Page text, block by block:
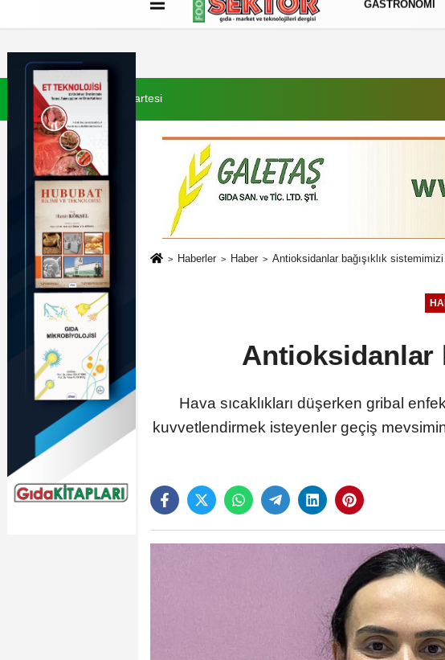
İletişim Çerez Politikası
GASTRONOMI
8 Ağustos 2026, Cumartesi
Haberler Haber Antioksidanlar bağışıklık
Antioksidanlar
Hava sıcaklıkları düşerken gribal
kuvvetlendirmek isteyenler geçiş